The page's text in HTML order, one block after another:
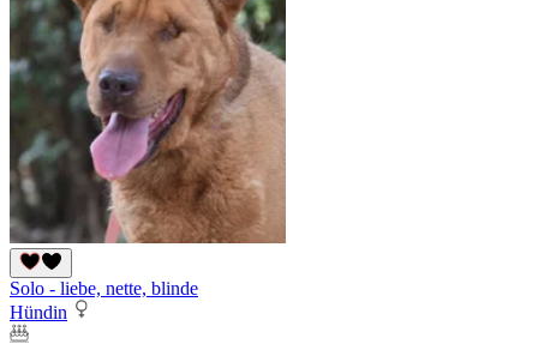
Solo - liebe, nette, blinde
Hündin